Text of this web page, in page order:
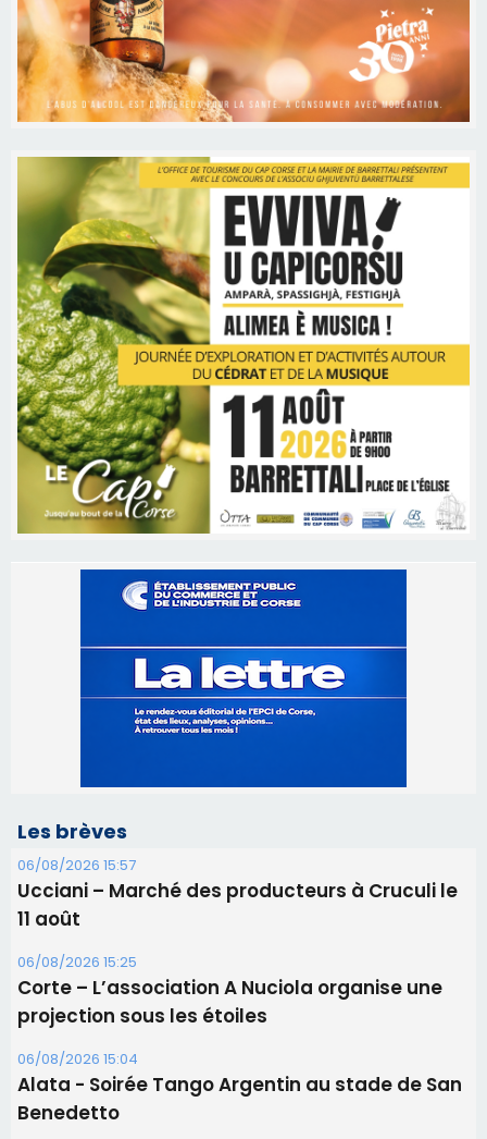
06/08/2026 15:57
Ucciani – Marché des producteurs à Cruculi le
Corte – L’association A Nuciola organise une
projection sous les étoiles
06/08/2026 15:04
Alata - Soirée Tango Argentin au stade de San
Benedetto
05/08/2026 09:53
Biguglia : messe de la Sainte-Marie et
procession le 14 août
31/07/2026 08:24
Tennis - Début ce week-end du tournoi du
RCPV